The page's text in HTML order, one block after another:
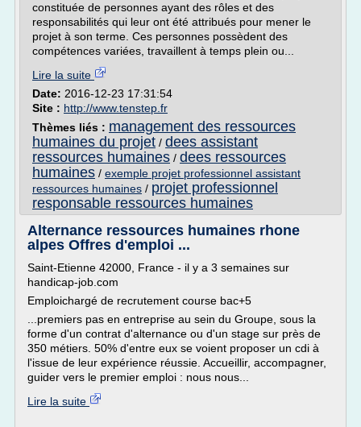
constituée de personnes ayant des rôles et des
responsabilités qui leur ont été attribués pour mener le
projet à son terme. Ces personnes possèdent des
compétences variées, travaillent à temps plein ou...
Lire la suite
Date: 2016-12-23 17:31:54
Site : http://www.tenstep.fr
Thèmes liés : management des ressources
humaines du projet / dees assistant
ressources humaines / dees ressources
humaines / exemple projet professionnel assistant
ressources humaines / projet professionnel
responsable ressources humaines
Alternance ressources humaines rhone
alpes Offres d'emploi ...
Saint-Etienne 42000, France - il y a 3 semaines sur
handicap-job.com
Emploichargé de recrutement course bac+5
...premiers pas en entreprise au sein du Groupe, sous la
forme d'un contrat d'alternance ou d'un stage sur près de
350 métiers. 50% d'entre eux se voient proposer un cdi à
l'issue de leur expérience réussie. Accueillir, accompagner,
guider vers le premier emploi : nous nous...
Lire la suite